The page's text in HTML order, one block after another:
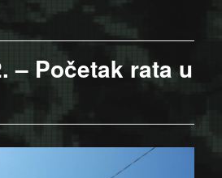
– Početak rata u